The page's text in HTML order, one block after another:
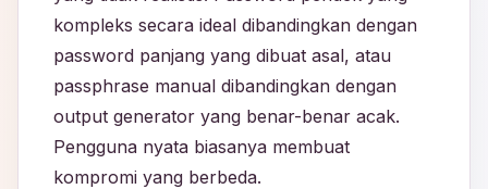
kompleks secara ideal dibandingkan dengan
password panjang yang dibuat asal, atau
passphrase manual dibandingkan dengan
output generator yang benar-benar acak.
Pengguna nyata biasanya membuat
kompromi yang berbeda.